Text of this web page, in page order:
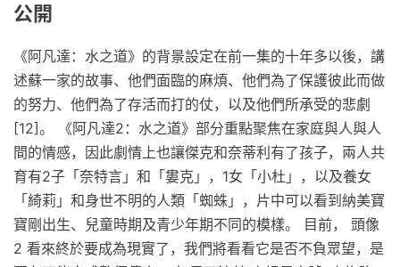
公開
《阿凡達：水之道》的背景設定在前一集的十年多以後，講
述蘇一家的故事、他們面臨的麻煩、他們為了保護彼此而做
的努力、他們為了存活而打的仗，以及他們所承受的悲劇
[12]。 《阿凡達2：水之道》部分重點聚焦在家庭與人與人
間的情感，因此劇情上也讓傑克和奈蒂利有了孩子，兩人共
育有2子「奈特言」和「婁克」，1女「小杜」，以及養女
「綺莉」和身世不明的人類「蜘蛛」，片中可以看到納美寶
寶剛出生、兒童時期及青少年期不同的模樣。 目前， 頭像
2 看來終於要成為現實了，我們將看看它是否不負眾望，是